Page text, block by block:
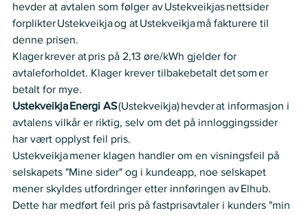
hevder at avtalen som følger av Ustekveikjas nettsider
forplikter Ustekveikja og at Ustekveikja må fakturere til
denne prisen.
Klager krever at pris på 2,13 øre/kWh gjelder for
avtaleforholdet. Klager krever tilbakebetalt  det som er
betalt for mye.
Ustekveikja Energi AS (Ustekveikja) hevder at informasjon i
avtalens vilkår er riktig, selv om det på innloggingssider
har vært opplyst feil pris.
Ustekveikja mener klagen handler om en visningsfeil på
selskapets "Mine sider" og i kundeapp, noe selskapet
mener skyldes utfordringer etter innføringen av Elhub.
Dette har medført feil pris på fastprisavtaler i kunders "min